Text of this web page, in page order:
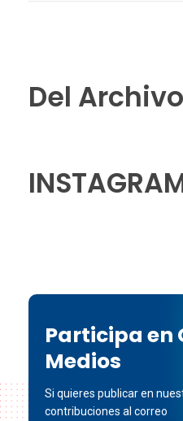
Del Archivo
Participa en
Medios
Si quieres publicar en
contribuciones al correo